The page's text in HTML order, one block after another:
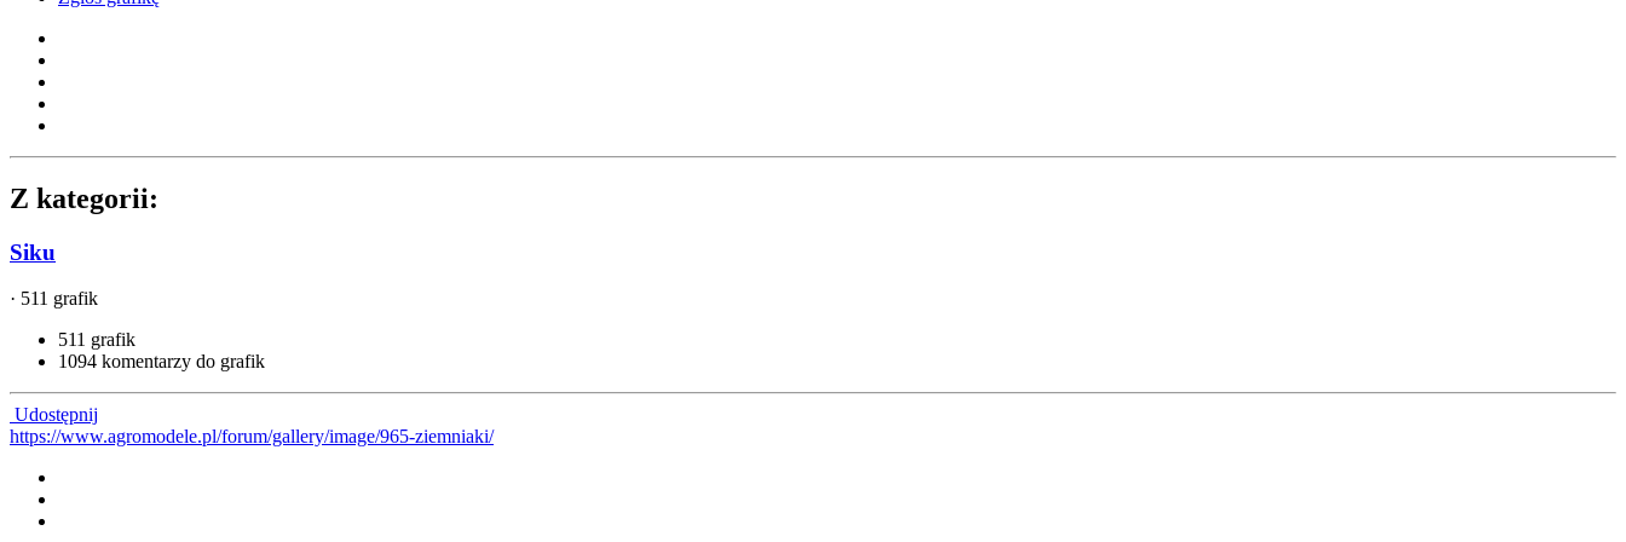
Z kategorii:
Siku
· 511 grafik
511 grafik
1094 komentarzy do grafik
Udostępnij
https://www.agromodele.pl/forum/gallery/image/965-ziemniaki/